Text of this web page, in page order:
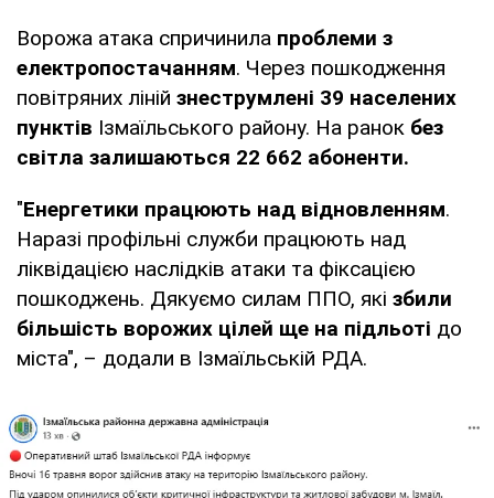
Ворожа атака спричинила проблеми з
електропостачанням. Через пошкодження
повітряних ліній знеструмлені 39 населених
пунктів Ізмаїльського району. На ранок без
світла залишаються 22 662 абоненти.
"Енергетики працюють над відновленням.
Наразі профільні служби працюють над
ліквідацією наслідків атаки та фіксацією
пошкоджень. Дякуємо силам ППО, які збили
більшість ворожих цілей ще на підльоті до
міста", – додали в Ізмаїльській РДА.